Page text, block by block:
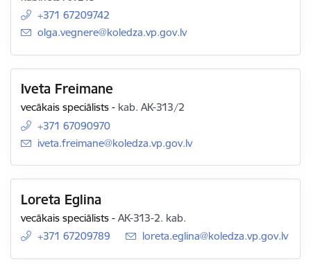
+371 67209742
E-pasts:
olga.vegnere@koledza.vp.gov.lv
Iveta Freimane
vecākais speciālists - kab. AK-313/2
+371 67090970
E-pasts:
iveta.freimane@koledza.vp.gov.lv
Loreta Eglina
vecākais speciālists -AK-313-2. kab.
+371 67209789
E-pasts:
loreta.eglina@koledza.vp.gov.lv